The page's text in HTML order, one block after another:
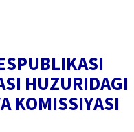
HUZURIDAGI
KOMISSIYASI